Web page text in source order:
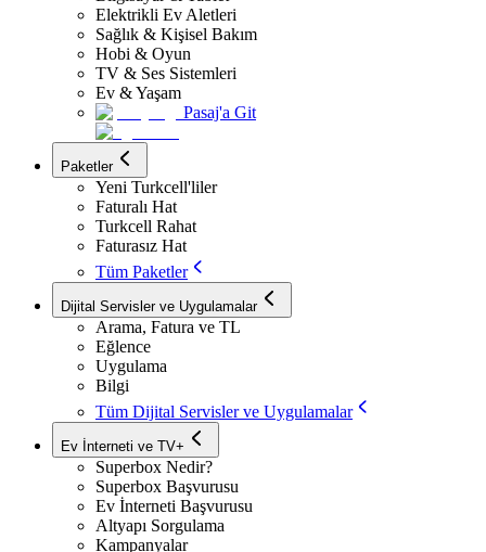
Elektrikli Ev Aletleri
Sağlık & Kişisel Bakım
Hobi & Oyun
TV & Ses Sistemleri
Ev & Yaşam
Pasaj'a Git
Paketler
Yeni Turkcell'liler
Faturalı Hat
Turkcell Rahat
Faturasız Hat
Tüm Paketler
Dijital Servisler ve Uygulamalar
Arama, Fatura ve TL
Eğlence
Uygulama
Bilgi
Tüm Dijital Servisler ve Uygulamalar
Ev İnterneti ve TV+
Superbox Nedir?
Superbox Başvurusu
Ev İnterneti Başvurusu
Altyapı Sorgulama
Kampanyalar